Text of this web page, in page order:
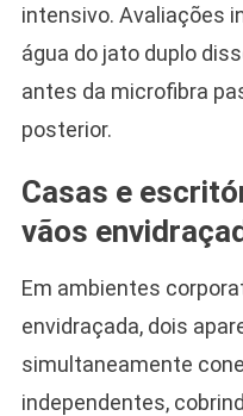
intensivo. Avaliações
água do jato duplo
antes da microfibra
posterior.
Casas e
vãos
Em ambientes
envidraçada, dois
simultaneamente
independentes,